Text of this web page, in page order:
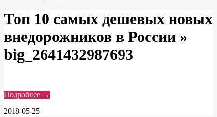
Топ 10 самых дешевых новых
внедорожников в России »
big_2641432987693
Подробнее →
2018-05-25